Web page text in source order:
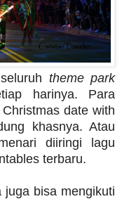
theme park
harinya. Para
date with
khasnya. Atau
diiringi lagu
terbaru.
juga bisa mengikuti